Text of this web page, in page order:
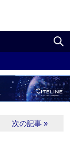
次の記事 »